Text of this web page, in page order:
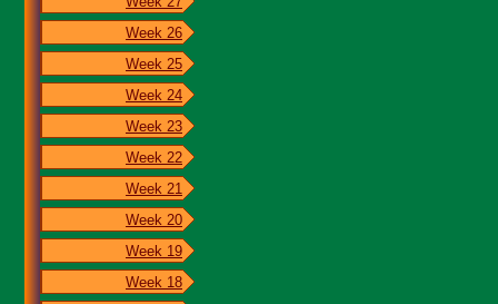
Week 26
Week 25
Week 24
Week 23
Week 22
Week 21
Week 20
Week 19
Week 18